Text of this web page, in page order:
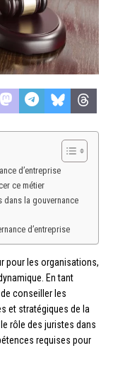
d’entreprise
ce métier
la gouvernance
d’entreprise
pour les organisations,
En tant
conseiller les
et stratégiques de la
rôle des juristes dans
requises pour